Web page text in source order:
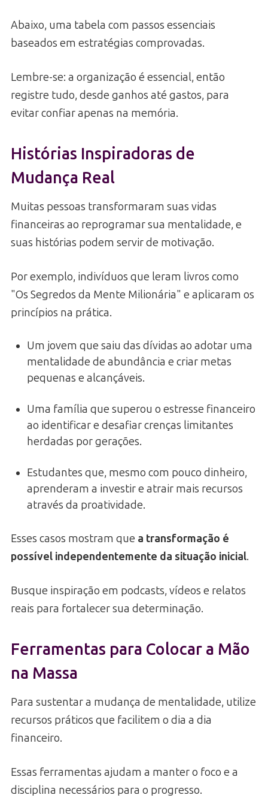
Abaixo, uma tabela com passos essenciais
baseados em estratégias comprovadas.
Lembre-se: a organização é essencial, então
registre tudo, desde ganhos até gastos, para
evitar confiar apenas na memória.
Histórias Inspiradoras de
Mudança Real
Muitas pessoas transformaram suas vidas
financeiras ao reprogramar sua mentalidade, e
suas histórias podem servir de motivação.
Por exemplo, indivíduos que leram livros como
"Os Segredos da Mente Milionária" e aplicaram os
princípios na prática.
Um jovem que saiu das dívidas ao adotar uma
mentalidade de abundância e criar metas
pequenas e alcançáveis.
Uma família que superou o estresse financeiro
ao identificar e desafiar crenças limitantes
herdadas por gerações.
Estudantes que, mesmo com pouco dinheiro,
aprenderam a investir e atrair mais recursos
através da proatividade.
Esses casos mostram que a transformação é
possível independentemente da situação inicial.
Busque inspiração em podcasts, vídeos e relatos
reais para fortalecer sua determinação.
Ferramentas para Colocar a Mão
na Massa
Para sustentar a mudança de mentalidade, utilize
recursos práticos que facilitem o dia a dia
financeiro.
Essas ferramentas ajudam a manter o foco e a
disciplina necessários para o progresso.